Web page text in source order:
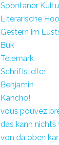
Spontaner
Literarische
Gestern im
Buk
Telemark
Schriftsteller
Benjamin
Kancho!
vous pouvez
das kann nichts
von da oben